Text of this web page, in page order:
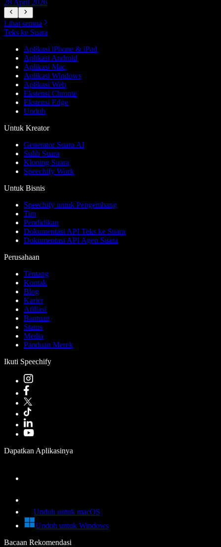
28 April 2026
Lihat semua
Teks ke Suara
Aplikasi iPhone & iPad
Aplikasi Android
Aplikasi Mac
Aplikasi Windows
Aplikasi Web
Ekstensi Chrome
Ekstensi Edge
Unduh
Untuk Kreator
Generator Suara AI
Sulih Suara
Kloning Suara
Speechify Work
Untuk Bisnis
Speechify untuk Pengembang
Tim
Pendidikan
Dokumentasi API Teks ke Suara
Dokumentasi API Agen Suara
Perusahaan
Tentang
Kontak
Blog
Karier
Afiliasi
Bantuan
Status
Media
Panduan Merek
Ikuti Speechify
Dapatkan Aplikasinya
Unduh untuk macOS
Unduh untuk Windows
Bacaan Rekomendasi